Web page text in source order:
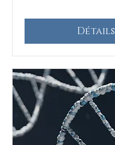
Détails